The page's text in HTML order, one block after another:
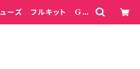
ューズ フルキット GR